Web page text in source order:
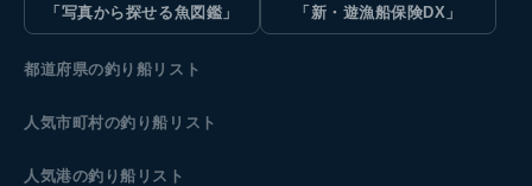
「写真から探せる魚図鑑」
「新・遊漁船保険DX」
都道府県の釣り船リスト
人気市町村の釣り船リスト
人気港の釣り船リスト